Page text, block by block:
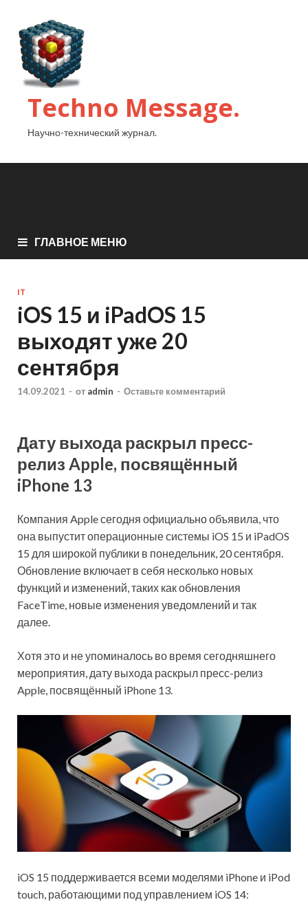
Techno Message.
Научно-технический журнал.
ГЛАВНОЕ МЕНЮ
IT
iOS 15 и iPadOS 15
выходят уже 20
сентября
14.09.2021 - от admin - Оставьте комментарий
Дату выхода раскрыл пресс-
релиз Apple, посвящённый
iPhone 13
Компания Apple сегодня официально объявила, что
она выпустит операционные системы iOS 15 и iPadOS
15 для широкой публики в понедельник, 20 сентября.
Обновление включает в себя несколько новых
функций и изменений, таких как обновления
FaceTime, новые изменения уведомлений и так
далее.
Хотя это и не упоминалось во время сегодняшнего
мероприятия, дату выхода раскрыл пресс-релиз
Apple, посвящённый iPhone 13.
iOS 15 поддерживается всеми моделями iPhone и iPod
touch, работающими под управлением iOS 14: